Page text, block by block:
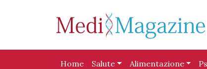
Home Salute Alimentazione